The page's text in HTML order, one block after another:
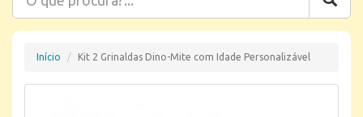
Início Kit 2 Grinaldas Dino-Mite com Idade Personalizável